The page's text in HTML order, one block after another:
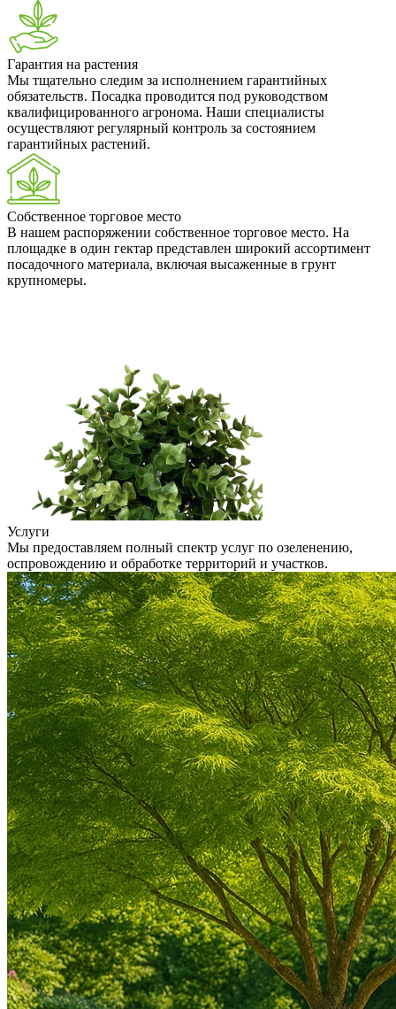
Гарантия на растения
Мы тщательно следим за исполнением гарантийных
обязательств. Посадка проводится под руководством
квалифицированного агронома. Наши специалисты
осуществляют регулярный контроль за состоянием
гарантийных растений.
Собственное торговое место
В нашем распоряжении собственное торговое место. На
площадке в один гектар представлен широкий ассортимент
посадочного материала, включая высаженные в грунт
крупномеры.
Услуги
Мы предоставляем полный спектр услуг по озеленению,
оспровождению и обработке территорий и участков.